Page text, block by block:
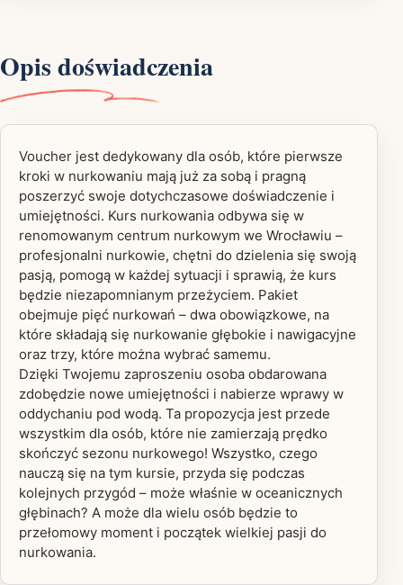
Opis doświadczenia
Voucher jest dedykowany dla osób, które pierwsze
kroki w nurkowaniu mają już za sobą i pragną
poszerzyć swoje dotychczasowe doświadczenie i
umiejętności. Kurs nurkowania odbywa się w
renomowanym centrum nurkowym we Wrocławiu –
profesjonalni nurkowie, chętni do dzielenia się swoją
pasją, pomogą w każdej sytuacji i sprawią, że kurs
będzie niezapomnianym przeżyciem. Pakiet
obejmuje pięć nurkowań – dwa obowiązkowe, na
które składają się nurkowanie głębokie i nawigacyjne
oraz trzy, które można wybrać samemu.
Dzięki Twojemu zaproszeniu osoba obdarowana
zdobędzie nowe umiejętności i nabierze wprawy w
oddychaniu pod wodą. Ta propozycja jest przede
wszystkim dla osób, które nie zamierzają prędko
skończyć sezonu nurkowego! Wszystko, czego
nauczą się na tym kursie, przyda się podczas
kolejnych przygód – może właśnie w oceanicznych
głębinach? A może dla wielu osób będzie to
przełomowy moment i początek wielkiej pasji do
nurkowania.